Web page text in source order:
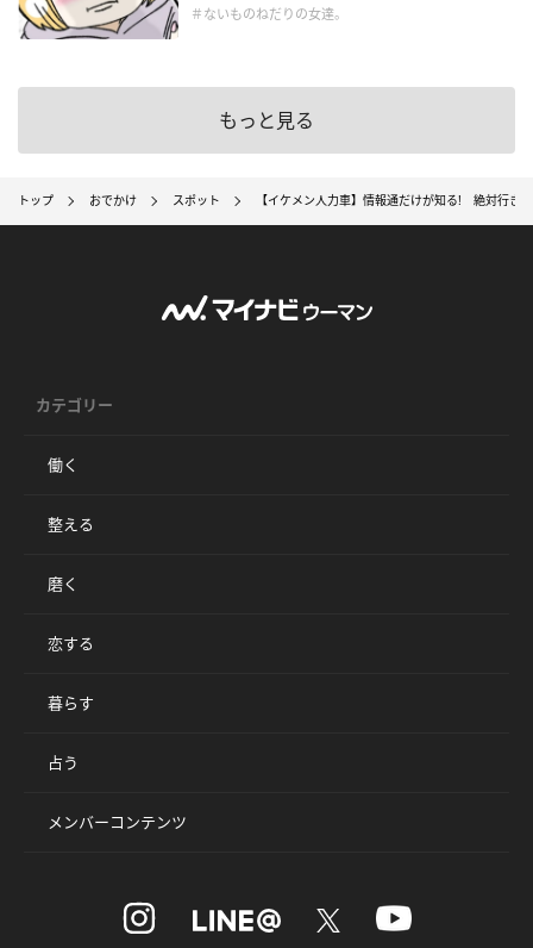
＃ないものねだりの女達。
もっと見る
トップ おでかけ スポット 【イケメン人力車】情報通だけが知る! 絶対行き
カテゴリー
働く
整える
磨く
恋する
暮らす
占う
メンバーコンテンツ